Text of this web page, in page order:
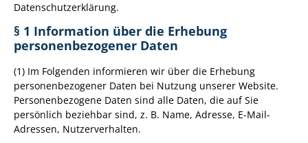
Datenschutzerklärung.
§ 1 Information über die Erhebung
personenbezogener Daten
(1) Im Folgenden informieren wir über die Erhebung
personenbezogener Daten bei Nutzung unserer Website.
Personenbezogene Daten sind alle Daten, die auf Sie
persönlich beziehbar sind, z. B. Name, Adresse, E-Mail-
Adressen, Nutzerverhalten.